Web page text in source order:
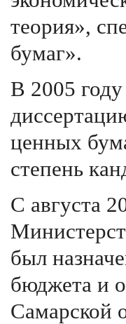
теория»,
бумаг».
В 2005
ценных
степень
С августа
был
бюджета и
Самарской